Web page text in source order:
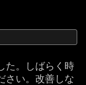
た。しばらく時
さい。改善しな